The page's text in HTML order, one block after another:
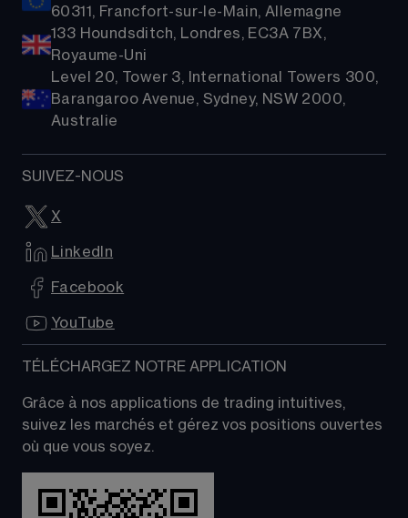
60311, Francfort-sur-le-Main, Allemagne
133 Houndsditch, Londres, EC3A 7BX,
Royaume-Uni
Level 20, Tower 3, International Towers 300,
Barangaroo Avenue, Sydney, NSW 2000,
Australie
SUIVEZ-NOUS
X
LinkedIn
Facebook
YouTube
TÉLÉCHARGEZ NOTRE APPLICATION
Grâce à nos applications de trading intuitives,
suivez les marchés et gérez vos positions ouvertes
où que vous soyez.